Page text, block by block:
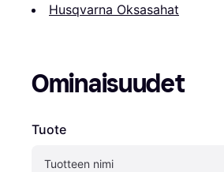
Husqvarna Oksasahat
Ominaisuudet
Tuote
Tuotteen nimi